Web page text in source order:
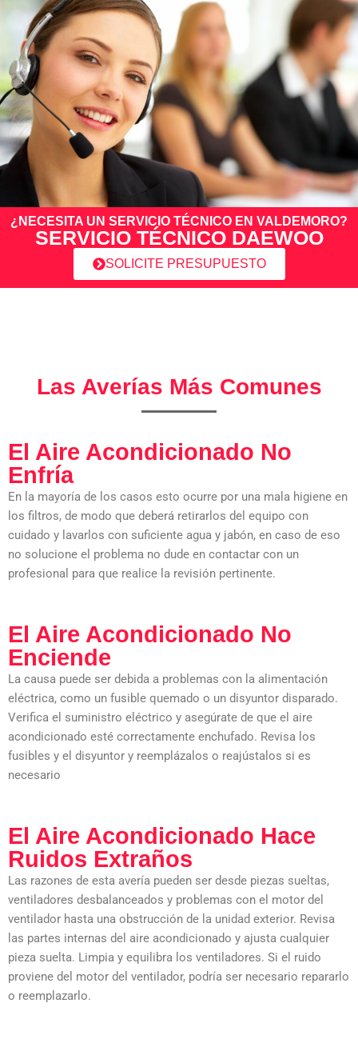
¿NECESITA UN SERVICIO TÉCNICO EN VALDEMORO?
SERVICIO TÉCNICO DAEWOO
SOLICITE PRESUPUESTO
Las Averías Más Comunes
El Aire Acondicionado No
Enfría
En la mayoría de los casos esto ocurre por una mala higiene en
los filtros, de modo que deberá retirarlos del equipo con
cuidado y lavarlos con suficiente agua y jabón, en caso de eso
no solucione el problema no dude en contactar con un
profesional para que realice la revisión pertinente.
El Aire Acondicionado No
Enciende
La causa puede ser debida a problemas con la alimentación
eléctrica, como un fusible quemado o un disyuntor disparado.
Verifica el suministro eléctrico y asegúrate de que el aire
acondicionado esté correctamente enchufado. Revisa los
fusibles y el disyuntor y reemplázalos o reajústalos si es
necesario
El Aire Acondicionado Hace
Ruidos Extraños
Las razones de esta avería pueden ser desde piezas sueltas,
ventiladores desbalanceados y problemas con el motor del
ventilador hasta una obstrucción de la unidad exterior. Revisa
las partes internas del aire acondicionado y ajusta cualquier
pieza suelta. Limpia y equilibra los ventiladores. Si el ruido
proviene del motor del ventilador, podría ser necesario repararlo
o reemplazarlo.